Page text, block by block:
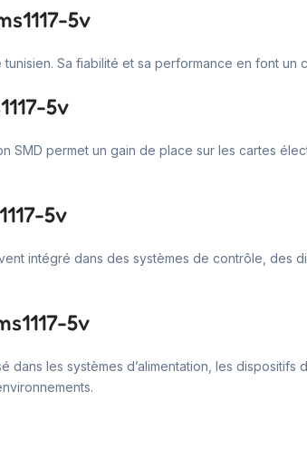
5v
Sa fiabilité et sa performance en font
5v
SMD permet un gain de place sur les cartes
5v
intégré dans des systèmes de contrôle,
5v
dans les systèmes d’alimentation, les